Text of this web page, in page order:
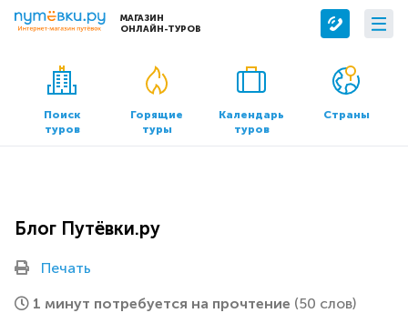
МАГАЗИН
ОНЛАЙН-ТУРОВ
Сервисы
Бронирование отелей
Трансфер
О компании
О нас
Контакты
Офисы продаж
Поиск
туров
Горящие
туры
Календарь
туров
Страны
Блог Путёвки.ру
Печать
1 минут потребуется на прочтение (50 слов)